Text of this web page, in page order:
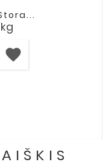
kg
favorite